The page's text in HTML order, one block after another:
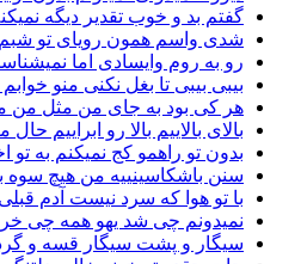
گفتم بد و خوب تقدیر دیگه
شدی واسم همون رویای تو شبم
رو به روم وایسادی اما
بیبی بیبی تا بغل نکنی منو
هر کی بود به جای من مثل من
بالای بالاییم بالا رو ابراییم
بدون تو راهمو کج نمیکنم به
سنن باشکاسینییه من هیچ سوه
با تو هوا که سرد نیست آدم
نمیدونم چی شد یهو همه چی
سیگار و پشت سیگار قسه و گرد